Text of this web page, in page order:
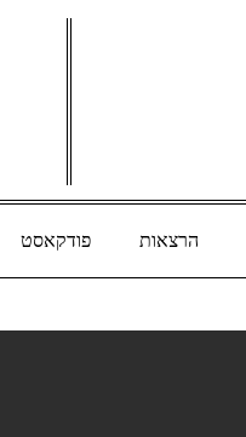
הרצאות פודקאסט